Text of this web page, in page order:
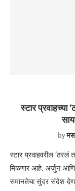
स्टार प्रवाहच्या
by
स्टार प्रवाहवरील ‘ठरलं
मिळणार आहे. अर्जुन आणि
समानतेचा सुंदर संदेश